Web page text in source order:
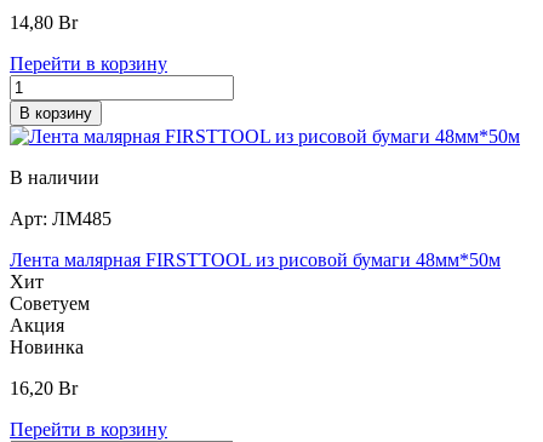
14,80 Br
Перейти в корзину
В корзину
В наличии
Арт: ЛМ485
Лента малярная FIRSTTOOL из рисовой бумаги 48мм*50м
Хит
Советуем
Акция
Новинка
16,20 Br
Перейти в корзину